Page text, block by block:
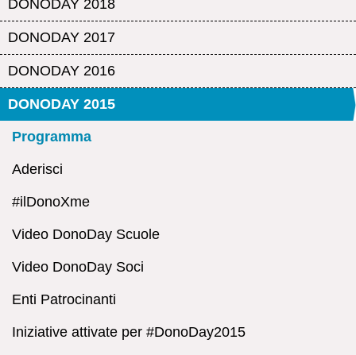
DONODAY 2018
DONODAY 2017
DONODAY 2016
DONODAY 2015
Programma
Aderisci
#ilDonoXme
Video DonoDay Scuole
Video DonoDay Soci
Enti Patrocinanti
Iniziative attivate per #DonoDay2015